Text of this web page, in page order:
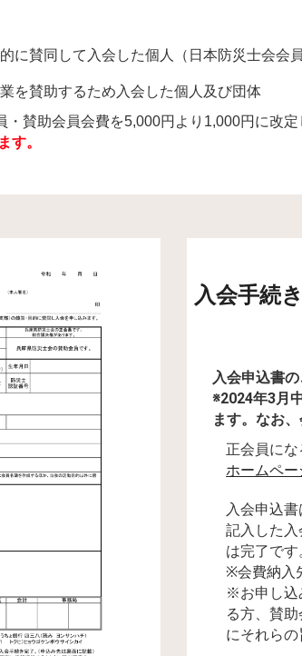
に賛同して入会した個人（日本防災士会会
業を賛助するため入会した個人及び
賛助会員会費を5,000円より1,000円に改定
す。
入会手続
入会申込書
※2024年3月
ます。なお
正会員に
ホームペー
入会申込書
記入した
は完了です
※会費納入
※お申し込
る方、賛
にそれらの